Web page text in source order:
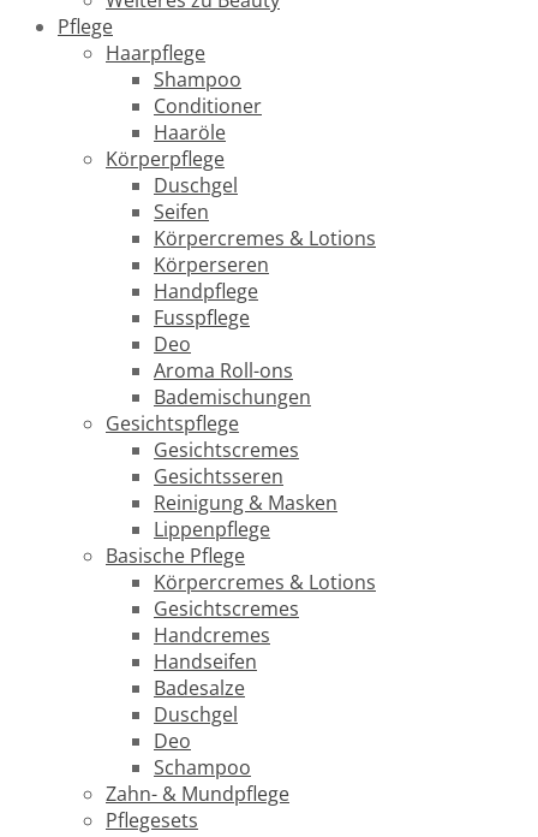
Pflege
Haarpflege
Shampoo
Conditioner
Haaröle
Körperpflege
Duschgel
Seifen
Körpercremes & Lotions
Körperseren
Handpflege
Fusspflege
Deo
Aroma Roll-ons
Bademischungen
Gesichtspflege
Gesichtscremes
Gesichtsseren
Reinigung & Masken
Lippenpflege
Basische Pflege
Körpercremes & Lotions
Gesichtscremes
Handcremes
Handseifen
Badesalze
Duschgel
Deo
Schampoo
Zahn- & Mundpflege
Pflegesets